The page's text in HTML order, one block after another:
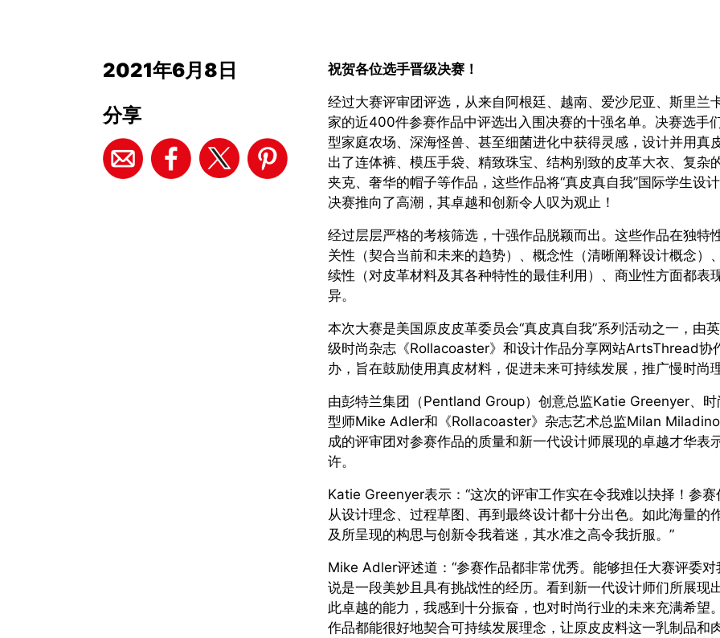
2021年6月8日
分享
祝贺各位选手晋级决赛！
经过大赛评审团评选，从来自阿根廷、越南、爱沙尼亚、斯里兰
家的近400件参赛作品中评选出入围决赛的十强名单。决赛选手
型家庭农场、深海怪兽、甚至细菌进化中获得灵感，设计并用真
出了连体裤、模压手袋、精致珠宝、结构别致的皮革大衣、复杂
夹克、奢华的帽子等作品，这些作品将“真皮真自我”国际学生设
决赛推向了高潮，其卓越和创新令人叹为观止！
经过层层严格的考核筛选，十强作品脱颖而出。这些作品在独特
关性（契合当前和未来的趋势）、概念性（清晰阐释设计概念）
续性（对皮革材料及其各种特性的最佳利用）、商业性方面都表
异。
本次大赛是美国原皮皮革委员会“真皮真自我”系列活动之一，由
级时尚杂志《Rollacoaster》和设计作品分享网站ArtsThread协
办，旨在鼓励使用真皮材料，促进未来可持续发展，推广慢时尚
由彭特兰集团（Pentland Group）创意总监Katie Greenyer、时
型师Mike Adler和《Rollacoaster》杂志艺术总监Milan
成的评审团对参赛作品的质量和新一代设计师展现的卓越才华表
许。
Katie Greenyer表示：“这次的评审工作实在令我难以抉择！参赛
从设计理念、过程草图、再到最终设计都十分出色。如此海量的
及所呈现的构思与创新令我着迷，其水准之高令我折服。”
Mike Adler评述道：“参赛作品都非常优秀。能够担任大赛评委对
说是一段美妙且具有挑战性的经历。看到新一代设计师们所展现
此卓越的能力，我感到十分振奋，也对时尚行业的未来充满希望
作品都能很好地契合可持续发展理念，让原皮皮料这一乳制品和